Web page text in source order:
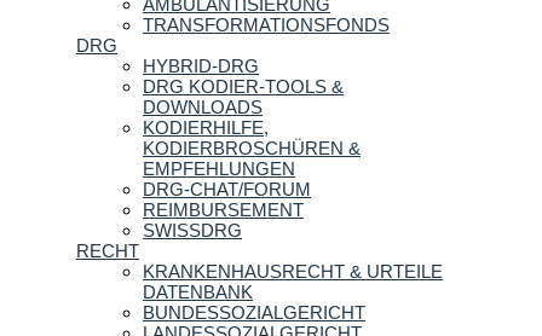
AMBULANTISIERUNG
TRANSFORMATIONSFONDS
DRG
HYBRID-DRG
DRG KODIER-TOOLS &
DOWNLOADS
KODIERHILFE,
KODIERBROSCHÜREN &
EMPFEHLUNGEN
DRG-CHAT/FORUM
REIMBURSEMENT
SWISSDRG
RECHT
KRANKENHAUSRECHT & URTEILE
DATENBANK
BUNDESSOZIALGERICHT